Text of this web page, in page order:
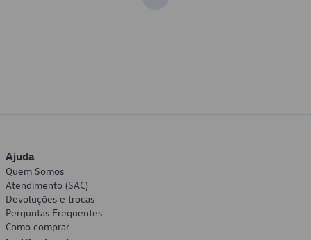
Ajuda
Quem Somos
Atendimento (SAC)
Devoluções e trocas
Perguntas Frequentes
Como comprar